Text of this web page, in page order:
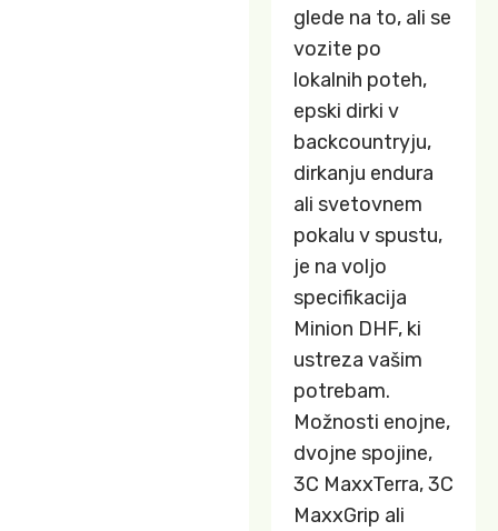
glede na to, ali se
vozite po
lokalnih poteh,
epski dirki v
backcountryju,
dirkanju endura
ali svetovnem
pokalu v spustu,
je na voljo
specifikacija
Minion DHF, ki
ustreza vašim
potrebam.
Možnosti enojne,
dvojne spojine,
3C MaxxTerra, 3C
MaxxGrip ali